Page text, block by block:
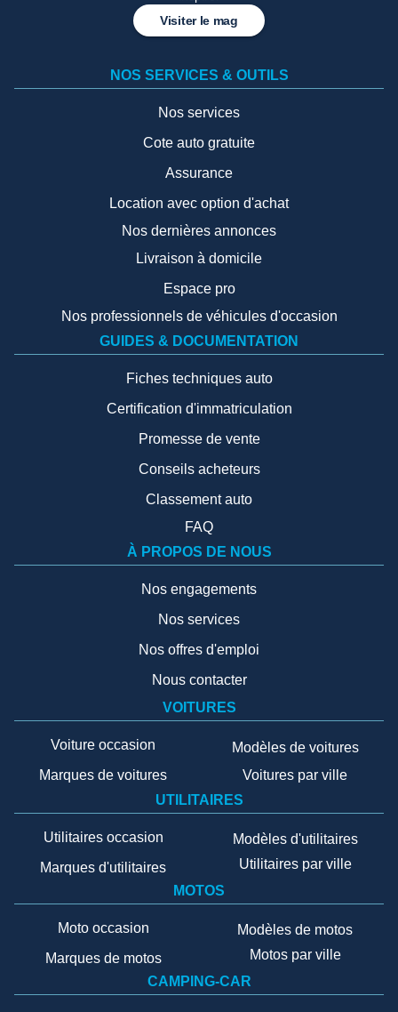
Visiter le mag
NOS SERVICES & OUTILS
Nos services
Cote auto gratuite
Assurance
Location avec option d'achat
Nos dernières annonces
Livraison à domicile
Espace pro
Nos professionnels de véhicules d'occasion
GUIDES & DOCUMENTATION
Fiches techniques auto
Certification d'immatriculation
Promesse de vente
Conseils acheteurs
Classement auto
FAQ
À PROPOS DE NOUS
Nos engagements
Nos services
Nos offres d'emploi
Nous contacter
VOITURES
Voiture occasion
Marques de voitures
Modèles de voitures
Voitures par ville
UTILITAIRES
Utilitaires occasion
Marques d'utilitaires
Modèles d'utilitaires
Utilitaires par ville
MOTOS
Moto occasion
Marques de motos
Modèles de motos
Motos par ville
CAMPING-CAR